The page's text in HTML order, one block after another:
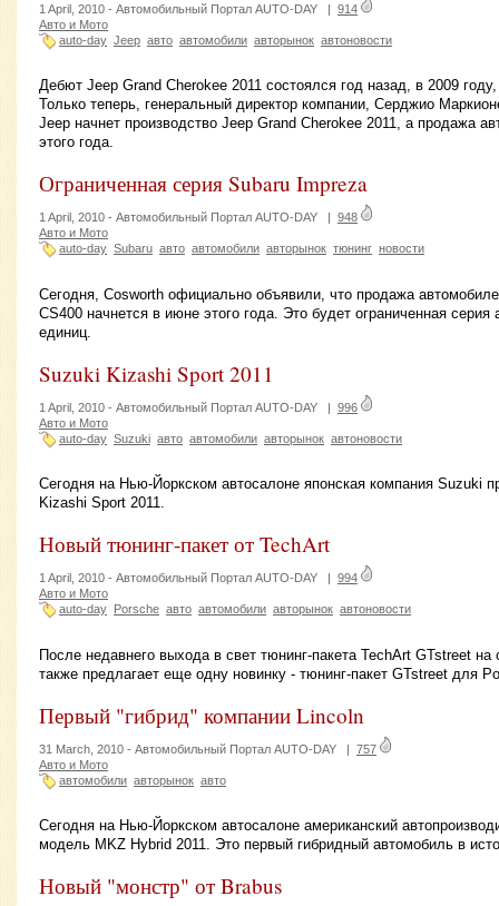
1 April, 2010 - Автомобильный Портал AUTO-DAY | 914
Авто и Мото
auto-day Jeep авто автомобили авторынок автоновости
Дебют Jeep Grand Cherokee 2011 состоялся год назад, в 2009
Только теперь, генеральный директор компании, Серджио
Jeep начнет производство Jeep Grand Cherokee 2011, а продажа
этого года.
Ограниченная серия Subaru Impreza
1 April, 2010 - Автомобильный Портал AUTO-DAY | 948
Авто и Мото
auto-day Subaru авто автомобили авторынок тюнинг новости
Сегодня, Cosworth официально объявили, что продажа
CS400 начнется в июне этого года. Это будет ограниченная серия
единиц.
Suzuki Kizashi Sport 2011
1 April, 2010 - Автомобильный Портал AUTO-DAY | 996
Авто и Мото
auto-day Suzuki авто автомобили авторынок автоновости
Сегодня на Нью-Йоркском автосалоне японская компания Suzuki
Kizashi Sport 2011.
Новый тюнинг-пакет от TechArt
1 April, 2010 - Автомобильный Портал AUTO-DAY | 994
Авто и Мото
auto-day Porsche авто автомобили авторынок автоновости
После недавнего выхода в свет тюнинг-пакета TechArt GTstreet на
также предлагает еще одну новинку - тюнинг-пакет GTstreet для
Первый "гибрид" компании Lincoln
31 March, 2010 - Автомобильный Портал AUTO-DAY | 757
Авто и Мото
автомобили авторынок авто
Сегодня на Нью-Йоркском автосалоне американский
модель MKZ Hybrid 2011. Это первый гибридный автомобиль в
Новый "монстр" от Brabus